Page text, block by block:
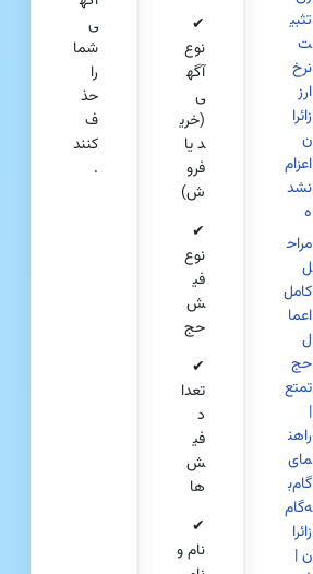
تثبی
ت
نرخ
ارز
زائرا
ن
اعزام‌
نشد
ه
مراح
ل
کامل
اعما
ل
حج
تمتع
|
راهن
مای
گام‌ب
ه‌گام
زائرا
ن |
✔
نوع
آگه
ی
(خری
د یا
فرو
ش)
✔
نوع
فی
ش
حج
✔
تعدا
د
فی
ش‌
ها
✔
نام و
ی
شما
را
حذ
ف
کنند
.